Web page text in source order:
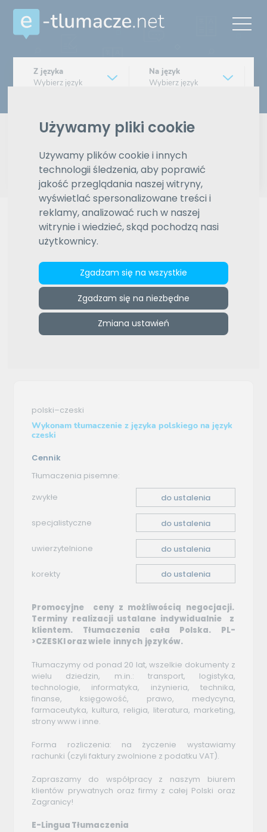
Używamy pliki cookie
Używamy plików cookie i innych
technologii śledzenia, aby poprawić
jakość przeglądania naszej witryny,
wyświetlać spersonalizowane treści i
reklamy, analizować ruch w naszej
witrynie i wiedzieć, skąd pochodzą nasi
użytkownicy.
Zgadzam się na wszystkie
Zgadzam się na niezbędne
Zmiana ustawień
Z języka
Wybierz język
Na język
Wybierz język
Pisemne czy ustne
Znajdź tłumacza
Wyszukiwanie zaawansowane
Reklama
ZAMÓW REKLAMĘ W TYM MIEJSCU
e-tlumacze.net>E-Lingua Tłumaczenia przysięgłe,
specjalistyczne i zwykłe>Oferta tłumaczenia - polski–
czeski
polski–czeski
Wykonam tłumaczenie z języka polskiego na język
czeski
Cennik
Tłumaczenia pisemne:
zwykłe
do ustalenia
specjalistyczne do ustalenia
uwierzytelnione do ustalenia
korekty do ustalenia
Promocyjne ceny z możliwością negocjacji.
Terminy realizacji ustalane indywidualnie z
klientem. Tłumaczenia cała Polska. PL-
>CZESKI oraz wiele innych języków.
Tłumaczymy od ponad 20 lat, wszelkie dokumenty z
wielu dziedzin, m.in.: transport, logistyka,
technologie, informatyka, inżynieria, technika,
finanse, księgowość, prawo, medycyna,
farmaceutyka, kultura, religia, literatura, marketing,
strony www i inne.
Forma rozliczenia: na życzenie wystawiamy
rachunki (czyli faktury zwolnione z podatku VAT).
Zapraszamy do współpracy z naszym biurem
klientów prywatnych oraz firmy z całej Polski oraz
Zagranicy!
E-Lingua Tłumaczenia